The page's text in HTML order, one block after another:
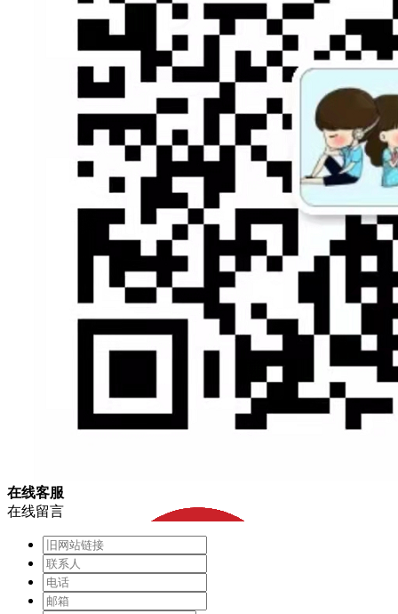
在线客服
在线留言